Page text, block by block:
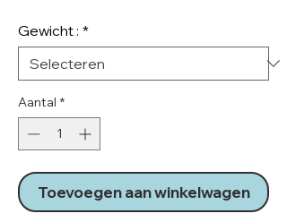
Gewicht : *
Aantal *
Toevoegen aan winkelwagen